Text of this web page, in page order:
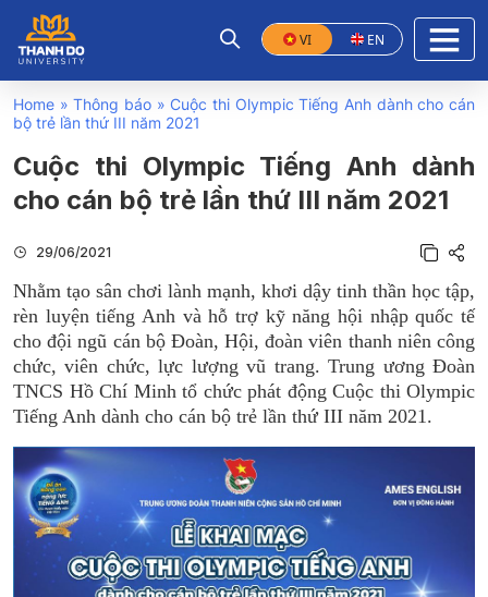
VI EN
Home »Thông báo »Cuộc thi Olympic Tiếng Anh dành cho cán
bộ trẻ lần thứ III năm 2021
Cuộc thi Olympic Tiếng Anh dành
cho cán bộ trẻ lần thứ III năm 2021
29/06/2021
Nhằm tạo sân chơi lành mạnh, khơi dậy tinh thần học tập,
rèn luyện tiếng Anh và hỗ trợ kỹ năng hội nhập quốc tế
cho đội ngũ cán bộ Đoàn, Hội, đoàn viên thanh niên công
chức, viên chức, lực lượng vũ trang. Trung ương Đoàn
TNCS Hồ Chí Minh tổ chức phát động Cuộc thi Olympic
Tiếng Anh dành cho cán bộ trẻ lần thứ III năm 2021.